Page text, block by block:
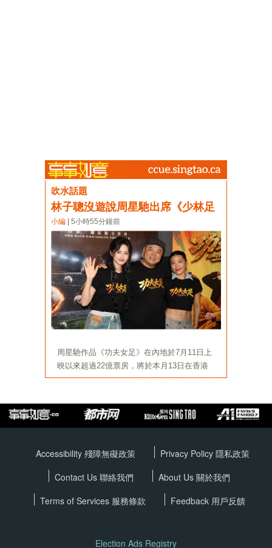
Accessibility 殘障無礙政策 Privacy Policy 隱私政策
Contact Us 聯絡我們
About Us 關於我們
Terms of Services 服務條款 Feedback 用戶反饋
Election Ads Registry